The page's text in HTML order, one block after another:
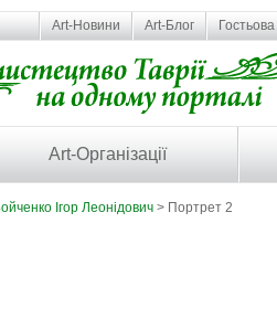
Art-Новини Art-Блог Гостьова
Art-Організації
Ігор Леонідович > Портрет 2